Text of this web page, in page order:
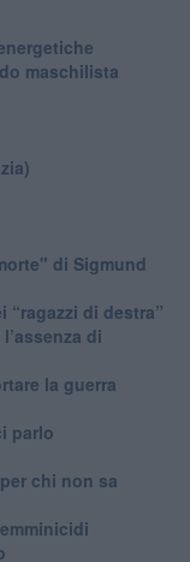
maschilista
di Sigmund
di destra”
di
la guerra
parlo
chi non sa